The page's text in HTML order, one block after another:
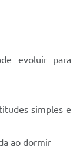
evoluir para
simples e
ao dormir